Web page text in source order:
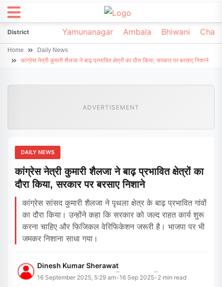
DistrictSonipat Yamunanagar Ambala Bhiwani
Home
Daily News
कांग्रेस नेत्री कुमारी शैलजा ने बाढ़ प्रभावित क्षेत्रों का दौरा किया, सरकार पर बरसाए निशाने
ADVERTISEMENT
DAILY NEWS
कांग्रेस नेत्री कुमारी शैलजा ने बाढ़ प्रभावित क्षेत्रों का
दौरा किया, सरकार पर बरसाए निशाने
कांग्रेस सांसद कुमारी शैलजा ने पृथला क्षेत्र के बाढ़ प्रभावित गांवों
का दौरा किया। उन्होंने कहा कि सरकार को जल्द राहत कार्य शुरू
करना चाहिए और फिजिकल वेरिफिकेशन जरूरी है। भाजपा पर भी
जमकर निशाना साधा गया।
Dinesh Kumar Sherawat
16 September 2025, 5:29 am•16 Sep 2025• 2 min read